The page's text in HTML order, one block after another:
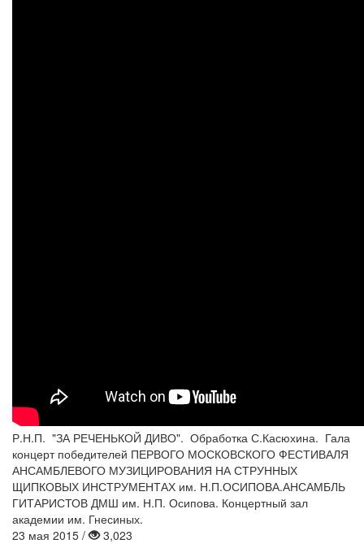
Р.Н.П. "ЗА РЕЧЕНЬКОЙ ДИВО". Обработка С.Касюхина. Гала
концерт победителей ПЕРВОГО МОСКОВСКОГО ФЕСТИВАЛЯ
АНСАМБЛЕВОГО МУЗИЦИРОВАНИЯ НА СТРУННЫХ
ЩИПКОВЫХ ИНСТРУМЕНТАХ им. Н.П.ОСИПОВА.АНСАМБЛЬ
ГИТАРИСТОВ ДМШ им. Н.П. Осипова. Концертный зал
академии им. Гнесиных.
23 мая 2015 /
3,023